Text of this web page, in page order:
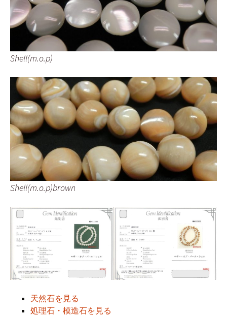
Shell(m.o.p)
Shell(m.o.p)brown
天然石を見る
処理石・模造石を見る